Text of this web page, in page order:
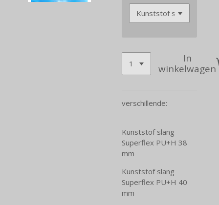
In
winkelwagen
verschillende:
Kunststof slang
Superflex PU+H 38
mm
Kunststof slang
Superflex PU+H 40
mm